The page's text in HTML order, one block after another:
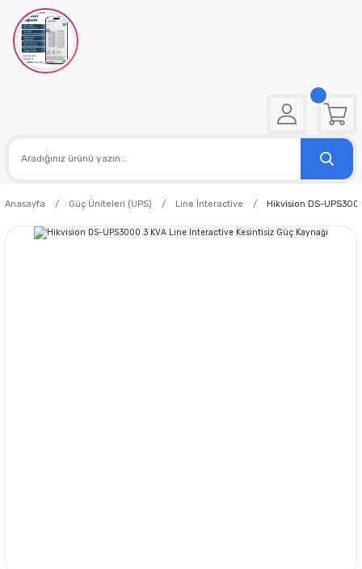
Anasayfa Güç Üniteleri (UPS) Line İnteractive Hikvision DS-